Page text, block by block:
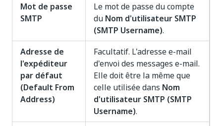
Mot de passe
SMTP
Le mot de passe du compte
du Nom d'utilisateur SMTP
(SMTP Username).
Adresse de
l'expéditeur
par défaut
(Default From
Address)
Facultatif. L'adresse e-mail
d'envoi des messages e-mail.
Elle doit être la même que
celle utilisée dans Nom
d'utilisateur SMTP (SMTP
Username).